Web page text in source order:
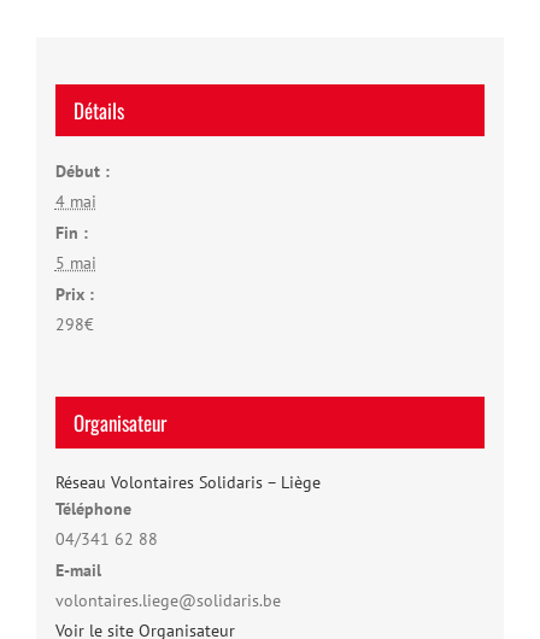
Détails
Début :
4 mai
Fin :
5 mai
Prix :
298€
Organisateur
Réseau Volontaires Solidaris – Liège
Téléphone
04/341 62 88
E-mail
volontaires.liege@solidaris.be
Voir le site Organisateur